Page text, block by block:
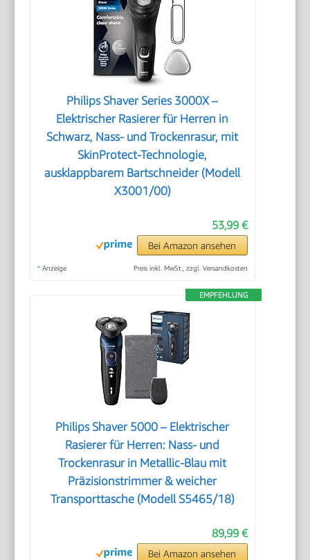
Philips Shaver Series 3000X –
Elektrischer Rasierer für Herren in
Schwarz, Nass- und Trockenrasur, mit
SkinProtect-Technologie,
ausklappbarem Bartschneider (Modell
X3001/00)
53,99 €
Bei Amazon ansehen
* Anzeige Preis inkl. MwSt., zzgl. Versandkosten
EMPFEHLUNG
Philips Shaver 5000 – Elektrischer
Rasierer für Herren: Nass- und
Trockenrasur in Metallic-Blau mit
Präzisionstrimmer & weicher
Transporttasche (Modell S5465/18)
89,99 €
Bei Amazon ansehen